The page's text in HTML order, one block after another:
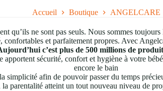
Accueil Boutique ANGELCARE
qu’ils ne sont pas seuls. Nous sommes
confortables et parfaitement propres. Avec
c’est plus de 500 millions de
apportent sécurité, confort et hygiène à votre
encore le bain
simplicité afin de pouvoir passer du temps
la parentalité atteint un tout nouveau niveau de